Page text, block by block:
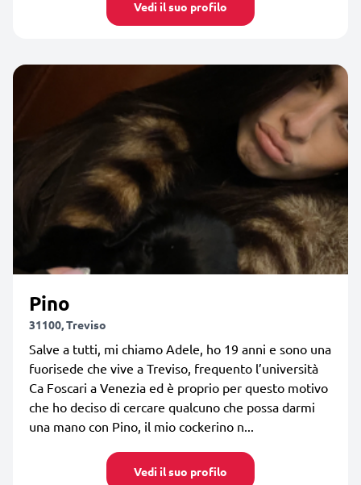
Vedi il suo profilo
Pino
31100, Treviso
Salve a tutti, mi chiamo Adele, ho 19 anni e sono una
fuorisede che vive a Treviso, frequento l’università
Ca Foscari a Venezia ed è proprio per questo motivo
che ho deciso di cercare qualcuno che possa darmi
una mano con Pino, il mio cockerino n...
Vedi il suo profilo